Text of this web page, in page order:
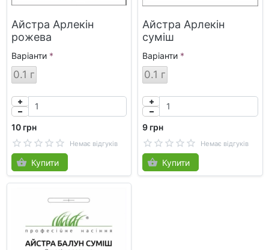
Айстра Арлекін
рожева
Варіанти
0.1 г
10 грн
Немає відгуків
Купити
Айстра Арлекін
суміш
Варіанти
0.1 г
9 грн
Немає відгуків
Купити